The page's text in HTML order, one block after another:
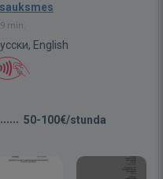
min.
English
50-100€/stunda